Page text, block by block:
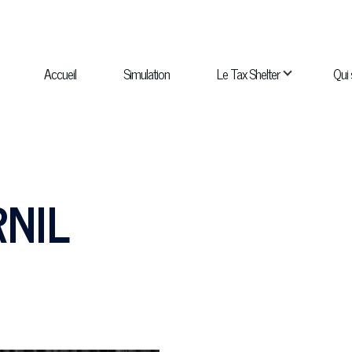
Accueil Simulation Le Tax Shelter
navigation Qui sommes-nous ?sous-navigation Catalogue